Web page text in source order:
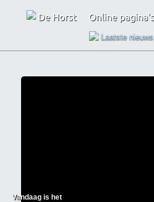
Laatste nieuws
Vandaag is het